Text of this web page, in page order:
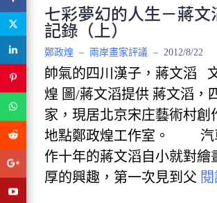
七彩夢幻的人生－蔣文
記錄（上）
鄭政煌 – 兩岸畫家評議 – 2012/8/22
帥氣的四川漢子，蔣文滔
煌 圖/蔣文滔提供 蔣文滔，
家，現居北京宋庄藝術村創
地點鄭政煌工作室。 汽
作十年的蔣文滔自小就對繪
厚的興趣，第一次見到父